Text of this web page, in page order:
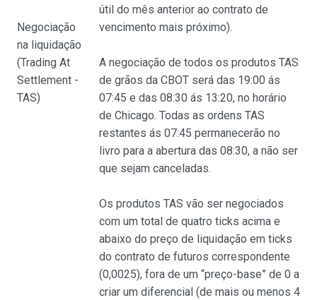
Negociação
na liquidação
(Trading At
Settlement -
TAS)
útil do mês anterior ao contrato de
vencimento mais próximo).
A negociação de todos os produtos TAS
de grãos da CBOT será das 19:00 ás
07:45 e das 08:30 ás 13:20, no horário
de Chicago. Todas as ordens TAS
restantes ás 07:45 permanecerão no
livro para a abertura das 08:30, a não ser
que sejam canceladas.
Os produtos TAS vão ser negociados
com um total de quatro ticks acima e
abaixo do preço de liquidação em ticks
do contrato de futuros correspondente
(0,0025), fora de um “preço-base” de 0 a
criar um diferencial (de mais ou menos 4